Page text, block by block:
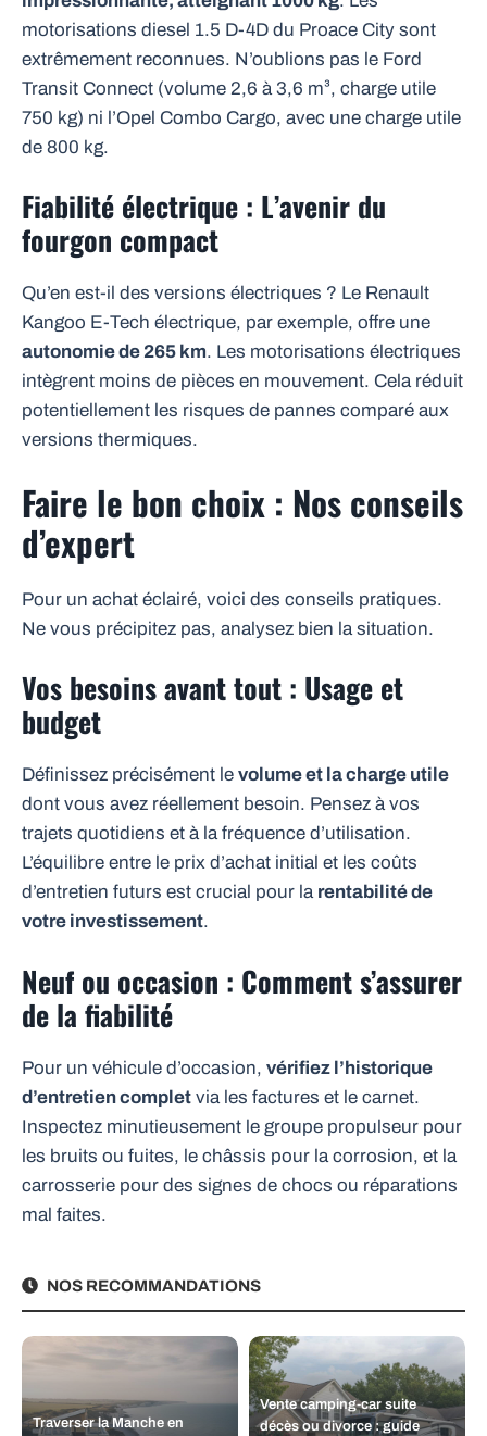
motorisations diesel 1.5 D-4D du Proace City sont
extrêmement reconnues. N’oublions pas le Ford
Transit Connect (volume 2,6 à 3,6 m³, charge utile
750 kg) ni l’Opel Combo Cargo, avec une charge utile
de 800 kg.
Fiabilité électrique : L’avenir du
fourgon compact
Qu’en est-il des versions électriques ? Le Renault
Kangoo E-Tech électrique, par exemple, offre une
autonomie de 265 km. Les motorisations électriques
intègrent moins de pièces en mouvement. Cela réduit
potentiellement les risques de pannes comparé aux
versions thermiques.
Faire le bon choix : Nos conseils
d’expert
Pour un achat éclairé, voici des conseils pratiques.
Ne vous précipitez pas, analysez bien la situation.
Vos besoins avant tout : Usage et
budget
Définissez précisément le volume et la charge utile
dont vous avez réellement besoin. Pensez à vos
trajets quotidiens et à la fréquence d’utilisation.
L’équilibre entre le prix d’achat initial et les coûts
d’entretien futurs est crucial pour la rentabilité de
votre investissement.
Neuf ou occasion : Comment s’assurer
de la fiabilité
Pour un véhicule d’occasion, vérifiez l’historique
d’entretien complet via les factures et le carnet.
Inspectez minutieusement le groupe propulseur pour
les bruits ou fuites, le châssis pour la corrosion, et la
carrosserie pour des signes de chocs ou réparations
mal faites.
NOS RECOMMANDATIONS
Traverser la Manche en
Vente camping-car suite
décès ou divorce : guide